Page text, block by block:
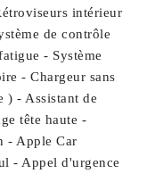
intérieur
de contrôle
- Système
- Chargeur sans
) - Assistant de
tête haute -
- Apple Car
- Appel d'urgence